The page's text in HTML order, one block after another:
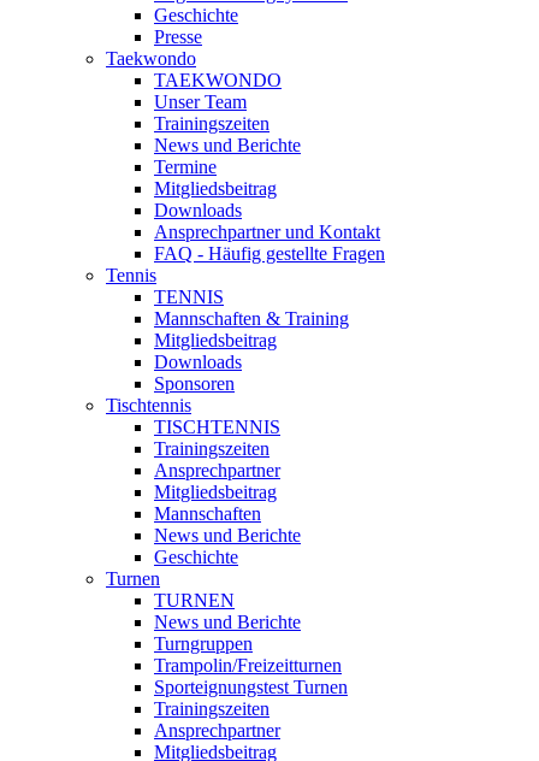
Geschichte
Presse
Taekwondo
TAEKWONDO
Unser Team
Trainingszeiten
News und Berichte
Termine
Mitgliedsbeitrag
Downloads
Ansprechpartner und Kontakt
FAQ - Häufig gestellte Fragen
Tennis
TENNIS
Mannschaften & Training
Mitgliedsbeitrag
Downloads
Sponsoren
Tischtennis
TISCHTENNIS
Trainingszeiten
Ansprechpartner
Mitgliedsbeitrag
Mannschaften
News und Berichte
Geschichte
Turnen
TURNEN
News und Berichte
Turngruppen
Trampolin/Freizeitturnen
Sporteignungstest Turnen
Trainingszeiten
Ansprechpartner
Mitgliedsbeitrag